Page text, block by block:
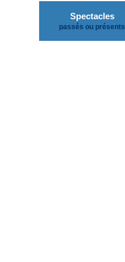
Spectacles
passés ou présents